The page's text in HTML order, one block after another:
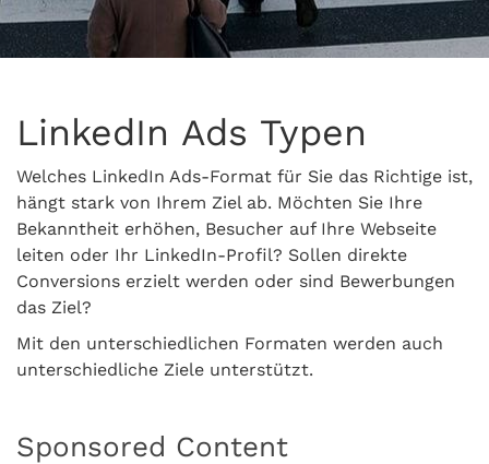
LinkedIn Ads Typen
Welches LinkedIn Ads-Format für Sie das Richtige ist,
hängt stark von Ihrem Ziel ab. Möchten Sie Ihre
Bekanntheit erhöhen, Besucher auf Ihre Webseite
leiten oder Ihr LinkedIn-Profil? Sollen direkte
Conversions erzielt werden oder sind Bewerbungen
das Ziel?
Mit den unterschiedlichen Formaten werden auch
unterschiedliche Ziele unterstützt.
Sponsored Content